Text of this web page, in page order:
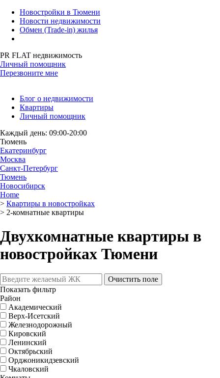
Новостройки в Тюмени
Новости недвижимости
Обмен (Trade-in) жилья
PR FLAT недвижимость
Личный помощник
Перезвоните мне
Блог о недвижимости
Квартиры
Личный помощник
Каждый день: 09:00-20:00
Тюмень
Екатеринбург
Москва
Санкт-Петербург
Тюмень
Новосибирск
Home
> Квартиры в новостройках
> 2-комнатные квартиры
Двухкомнатные квартиры в
новостройках Тюмени
Очистить поле
Показать фильтр
Район
Академический
Верх-Исетский
Железнодорожный
Кировский
Ленинский
Октябрьский
Орджоникидзевский
Чкаловский